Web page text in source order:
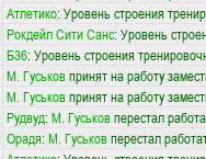
Атлетико: Уровень строения
Рокдейл Сити Санс: Уровень
Б36: Уровень строения
М. Гуськовпринят на работу
М. Гуськовпринят на работу
Рудвуд: М. Гуськовперестал
Орадя: М. Гуськовперестал